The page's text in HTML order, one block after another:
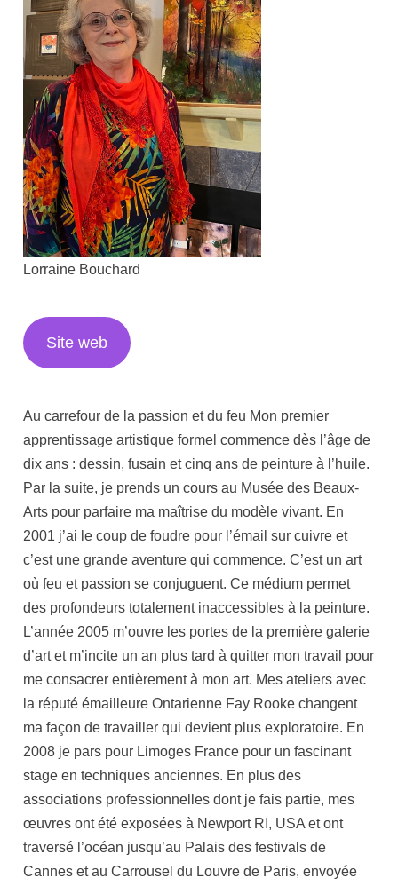
Lorraine Bouchard
Site web
Au carrefour de la passion et du feu Mon premier
apprentissage artistique formel commence dès l’âge de
dix ans : dessin, fusain et cinq ans de peinture à l’huile.
Par la suite, je prends un cours au Musée des Beaux-
Arts pour parfaire ma maîtrise du modèle vivant. En
2001 j’ai le coup de foudre pour l’émail sur cuivre et
c’est une grande aventure qui commence. C’est un art
où feu et passion se conjuguent. Ce médium permet
des profondeurs totalement inaccessibles à la peinture.
L’année 2005 m’ouvre les portes de la première galerie
d’art et m’incite un an plus tard à quitter mon travail pour
me consacrer entièrement à mon art. Mes ateliers avec
la réputé émailleure Ontarienne Fay Rooke changent
ma façon de travailler qui devient plus exploratoire. En
2008 je pars pour Limoges France pour un fascinant
stage en techniques anciennes. En plus des
associations professionnelles dont je fais partie, mes
œuvres ont été exposées à Newport RI, USA et ont
traversé l’océan jusqu’au Palais des festivals de
Cannes et au Carrousel du Louvre de Paris, envoyée